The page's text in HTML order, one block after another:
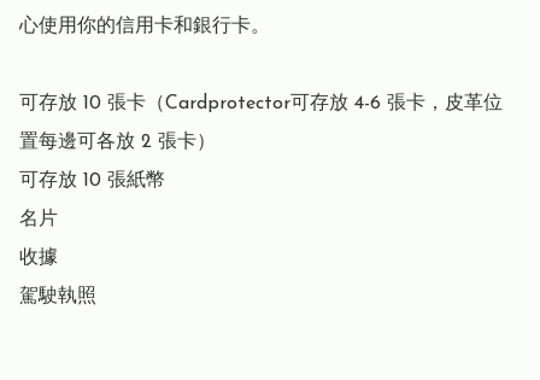
心使用你的信用卡和銀行卡。
可存放 10 張卡（Cardprotector可存放 4-6 張卡，皮革位
置每邊可各放 2 張卡）
可存放 10 張紙幣
名片
收據
駕駛執照